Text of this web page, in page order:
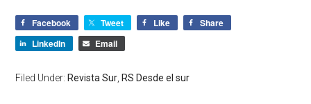
Facebook Tweet Like
Share
LinkedIn
Email
Filed Under: Revista Sur RS Desde el sur